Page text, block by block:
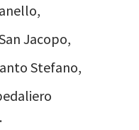
Jacopo,
Stefano,